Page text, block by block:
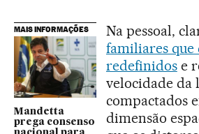
MAIS INFORMAÇÕES
Mandetta
prega consenso
Na pessoal,
familiares que
redefinidose
velocidade da
compactados
dimensão